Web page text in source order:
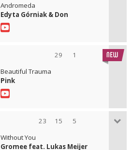
Andromeda
Edyta Górniak & Don
29 1
Beautiful Trauma
Pink
23 15 5
Without You
Gromee feat. Lukas Meijer